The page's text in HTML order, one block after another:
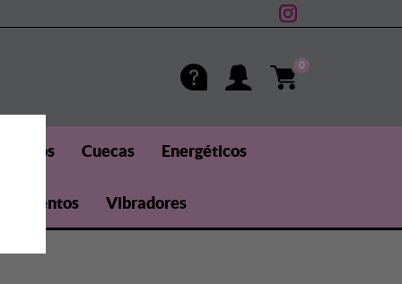
0
Cuecas Energéticos
Vibradores